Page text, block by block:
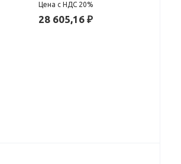
Цена с НДС 20%
28 605,16 ₽